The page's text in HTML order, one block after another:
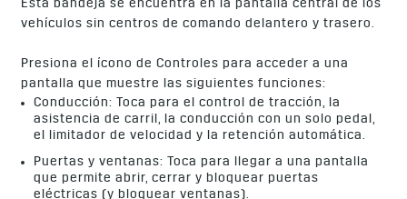
Esta bandeja se encuentra en la pantalla central de los
vehículos sin centros de comando delantero y trasero.
Presiona el ícono de Controles para acceder a una
pantalla que muestre las siguientes funciones:
Conducción: Toca para el control de tracción, la
asistencia de carril, la conducción con un solo pedal,
el limitador de velocidad y la retención automática.
Puertas y ventanas: Toca para llegar a una pantalla
que permite abrir, cerrar y bloquear puertas
eléctricas (y bloquear ventanas).